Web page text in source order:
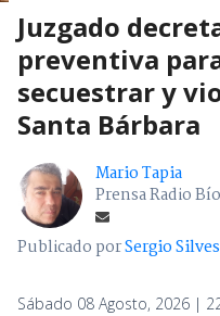
Juzgado
preventiva
secuestrar y
Santa Bárbara
Mario Tapia
Prensa Radio
Publicado porSergio
Sábado 08 Agosto, 2026 |